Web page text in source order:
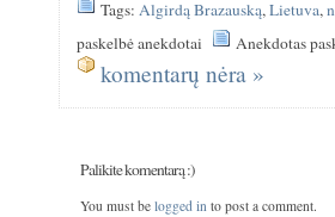
Tags:Algirdą Brazauską,Lietuva,
paskelbė anekdotai
Anekdotas
komentarų nėra »
Palikite komentarą :)
You must be logged into post a comment.